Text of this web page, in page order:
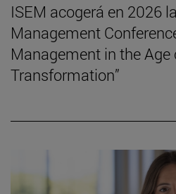
ISEM acogerá en 2026
Management
Management in the
Transformation”